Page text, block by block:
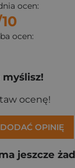
ocen:
ocen:
ocenę!
OPINIĘ
jeszcze